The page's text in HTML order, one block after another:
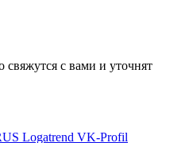
с вами и уточнят